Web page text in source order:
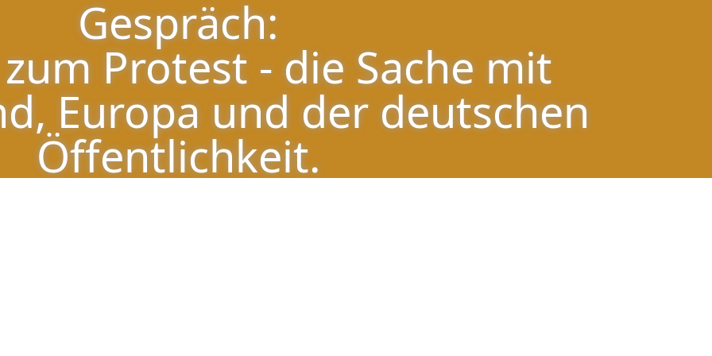
Sache mit Griechenland, Europa und der deutschen Öffentlichkeit. –
Gespräch:
Protest - die Sache mit
Europa und der deutschen
Öffentlichkeit.